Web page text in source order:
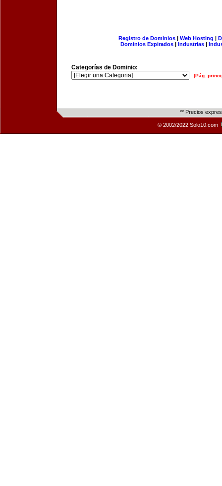
Registro de Dominios| Web Hosting |
Dominios Expirados | Industrias |
Categorías de Dominio:
[Pág.
** Precios
© 2002/2022 Solo10.com